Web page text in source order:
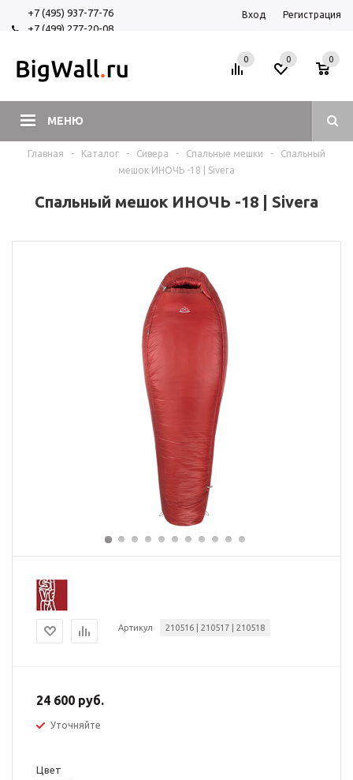
+7 (495) 937-77-76
+7 (499) 277-20-08
Вход Регистрация
МЕНЮ
0 0
0
Главная - Каталог - Сивера - Спальные мешки -
Спальный
мешок ИНОЧЬ -18 | Sivera
Спальный мешок ИНОЧЬ -18 | Sivera
Артикул 210516 | 210517 | 210518
24 600 руб.
Уточняйте
Цвет